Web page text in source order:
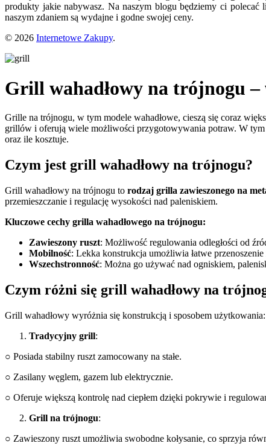
produkty jakie nabywasz. Na naszym blogu będziemy ci polecać
naszym zdaniem są wydajne i godne swojej ceny.
© 2026 Internetowe Zakupy.
Grill wahadłowy na trójnogu –
Grille na trójnogu, w tym modele wahadłowe, cieszą się coraz
grillów i oferują wiele możliwości przygotowywania potraw. W
oraz ile kosztuje.
Czym jest grill wahadłowy na trójnogu?
Grill wahadłowy na trójnogu to rodzaj grilla zawieszonego na
przemieszczanie i regulację wysokości nad paleniskiem.
Kluczowe cechy grilla wahadłowego na trójnogu:
Zawieszony ruszt: Możliwość regulowania odległości od
Mobilność: Lekka konstrukcja umożliwia łatwe
Wszechstronność: Można go używać nad ogniskiem,
Czym różni się grill wahadłowy na
Grill wahadłowy wyróżnia się konstrukcją i sposobem użytkowania:
Tradycyjny grill:
○ Posiada stabilny ruszt zamocowany na stałe.
○ Zasilany węglem, gazem lub elektrycznie.
○ Oferuje większą kontrolę nad ciepłem dzięki pokrywie i
Grill na trójnogu:
○ Zawieszony ruszt umożliwia swobodne kołysanie, co sprzyja